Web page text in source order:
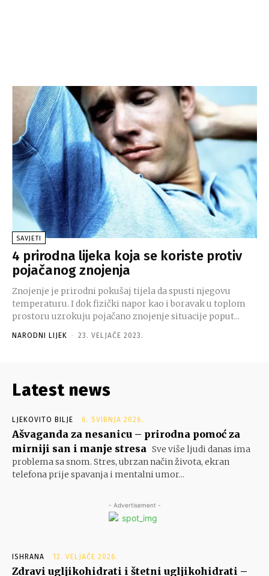
SAVJETI
4 prirodna lijeka koja se koriste protiv
pojačanog znojenja
Znojenje je prirodni pokušaj tijela da spusti njegovu
temperaturu. I dok fizički napor kao i boravak u toplom
prostoru uzrokuju pojačano znojenje situacije poput...
NARODNI LIJEK - 23. VELJAČE 2023.
Latest news
LJEKOVITO BILJE 6. SVIBNJA 2026.
Ašvaganda za nesanicu – prirodna pomoć za
mirniji san i manje stresa Sve više ljudi danas ima
problema sa snom. Stres, ubrzan način života, ekran
telefona prije spavanja i mentalni umor...
- Advertisement -
ISHRANA 12. VELJAČE 2026.
Zdravi ugljikohidrati i štetni ugljikohidrati –